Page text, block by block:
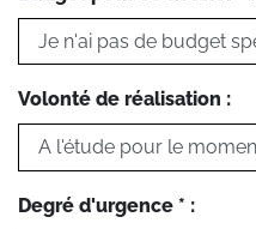
Volonté de réalisation :
Degré d'urgence * :